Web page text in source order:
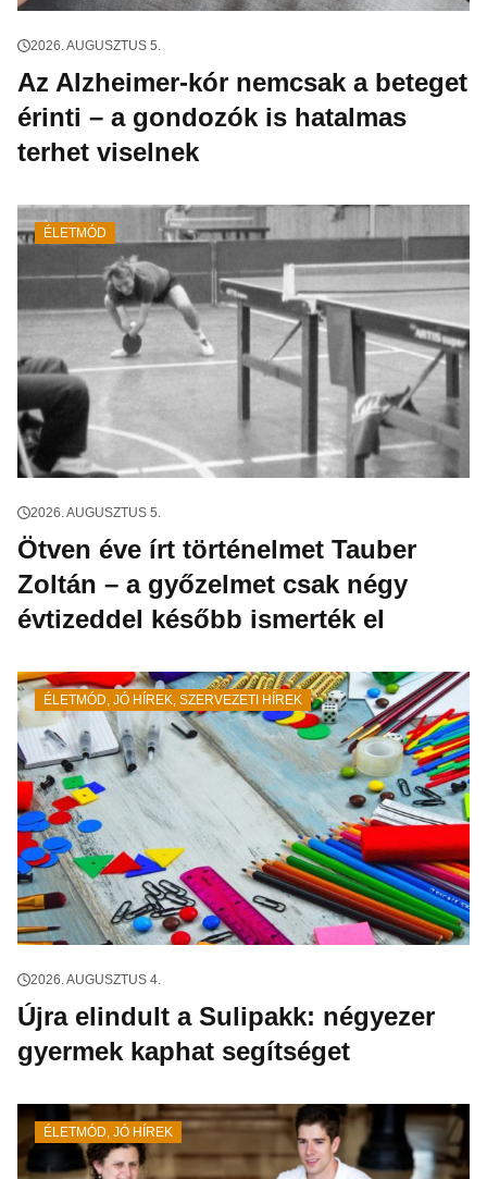
2026. AUGUSZTUS 5.
Az Alzheimer-kór nemcsak a beteget
érinti – a gondozók is hatalmas
terhet viselnek
ÉLETMÓD
2026. AUGUSZTUS 5.
Ötven éve írt történelmet Tauber
Zoltán – a győzelmet csak négy
évtizeddel később ismerték el
ÉLETMÓD, JÓ HÍREK, SZERVEZETI HÍREK
2026. AUGUSZTUS 4.
Újra elindult a Sulipakk: négyezer
gyermek kaphat segítséget
ÉLETMÓD, JÓ HÍREK